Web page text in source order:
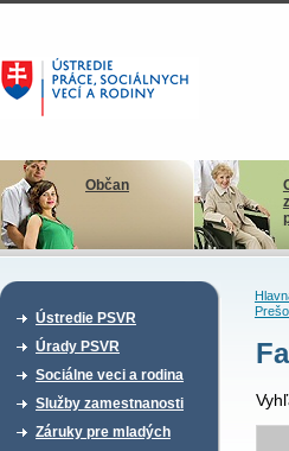
Občan
Ústredie PSVR
Úrady PSVR
Sociálne veci a rodina
Služby zamestnanosti
Záruky pre mladých